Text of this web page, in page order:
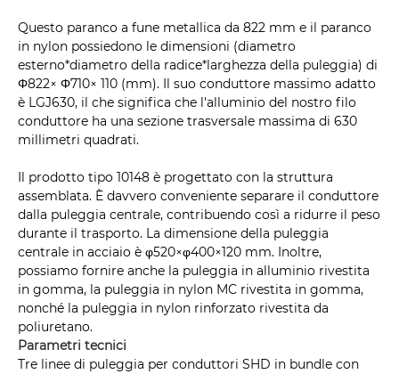
Questo paranco a fune metallica da 822 mm e il paranco
in nylon possiedono le dimensioni (diametro
esterno*diametro della radice*larghezza della puleggia) di
Φ822× Φ710× 110 (mm). Il suo conduttore massimo adatto
è LGJ630, il che significa che l'alluminio del nostro filo
conduttore ha una sezione trasversale massima di 630
millimetri quadrati.
Il prodotto tipo 10148 è progettato con la struttura
assemblata. È davvero conveniente separare il conduttore
dalla puleggia centrale, contribuendo così a ridurre il peso
durante il trasporto. La dimensione della puleggia
centrale in acciaio è φ520×φ400×120 mm. Inoltre,
possiamo fornire anche la puleggia in alluminio rivestita
in gomma, la puleggia in nylon MC rivestita in gomma,
nonché la puleggia in nylon rinforzato rivestita da
poliuretano.
Parametri tecnici
Tre linee di puleggia per conduttori SHD in bundle con